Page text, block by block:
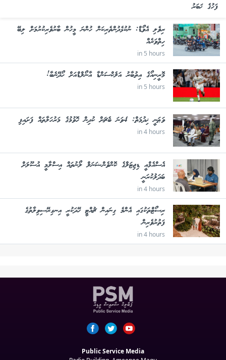
ފަހުގެ ޚަބަރު
ރިވެލި އެވޯޑް: ނުކުޅެދުންތެރިކަން ހުންނަ މީހުން ބާރުވެރިކުރުމަށް ލިބޭ
ހިތްވަރެއް
in 5 hours
މޮރީނިއޯގެ އިތުބާރު އަލެކްސަންޑާ އާނޯލްޑްއަށް ހޯދޭނެބާ!
in 5 hours
ވަޠަނީ ޚިދުމަތް: 4ވަނަ ބެޗަށް ކުދިން ހޮވުމުގެ މަރުހަލާތައް ފަށައިފި
in 4 hours
އެސްއެމްއީ ޑިޖިޓަލްގެ ކޮންވެންޝަނަލް ލޯނުތައް އިސްލާމީ އުސޫލަށް
ބަދަލުކުރަނީ
in 4 hours
ރިސޯޓްތަކުގައި އެންމެ ގިނައިން ޗުއްޓީ ހޭދަކުރީ އިނގިރޭސިވިލާތުގެ
ފަތުރުވެރިން
in 4 hours
Public Service Media